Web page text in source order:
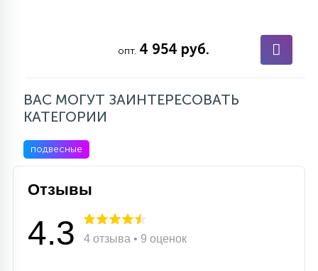
СТЕКЛЯННЫЕ
37
НАПОЛЬНЫЕ
опт. 4 954 руб.
ВАС МОГУТ ЗАИНТЕРЕСОВАТЬ
КАТЕГОРИИ
подвесные
Отзывы
4.3 4 отзыва • 9 оценок